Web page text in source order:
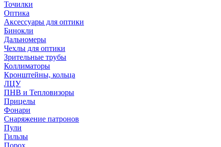
Точилки
Оптика
Аксессуары для оптики
Бинокли
Дальномеры
Чехлы для оптики
Зрительные трубы
Коллиматоры
Кронштейны, кольца
ЛЦУ
ПНВ и Тепловизоры
Прицелы
Фонари
Снаряжение патронов
Пули
Гильзы
Порох